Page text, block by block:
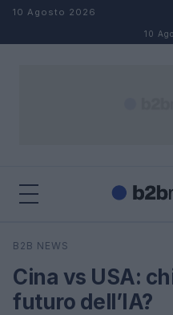
Salta al contenuto
10 Agosto 2026
10
Cerca
B2B NEWS
Cina vs USA:
futuro dell’IA?